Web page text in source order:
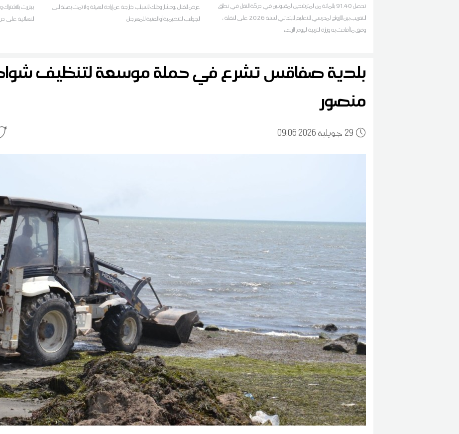
ببنزرت
النهائية على
عرض الفنان بودشار وذلك لأسباب خارجة عن إرادة الهيئة و لا تمت بصلة الى
الجوانب التنظيمية أو الفنية للمهرجان
تحصل 91.40 بالمائة من المترشحين المقبولين في حركة النقل في نطاق
التقريب بين الأزواج لمدرسي التعليم الابتدائي لسنة 2026 على النقلة ،
وفق ما أفادت به وزارة التربية اليوم الأربعاء
بلدية صفاقس تشرع في حملة موسعة لتنظيف
منصور
29 09:06 2026 جويلية